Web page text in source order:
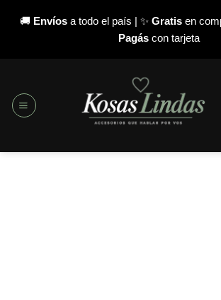
🚚 Envíos a todo el país | ✨ Gratis en
Pagáscon tarjeta
contenido